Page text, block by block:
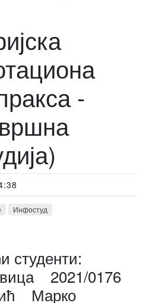
-
Инфостуд
студенти:
2021/0176
Марко